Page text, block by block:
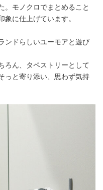
。モノクロでまとめること
に仕上げています。
ンドらしいユーモアと遊び
ろん、タペストリーとして
っと寄り添い、思わず気持